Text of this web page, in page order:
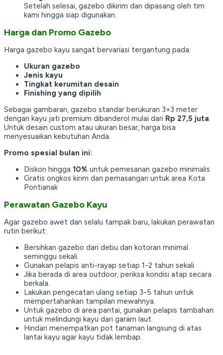
Setelah selesai, gazebo dikirim dan dipasang oleh tim
kami hingga siap digunakan.
Harga dan Promo Gazebo
Harga gazebo kayu sangat bervariasi tergantung pada:
Ukuran gazebo
Jenis kayu
Tingkat kerumitan desain
Finishing yang dipilih
Sebagai gambaran, gazebo standar berukuran 3×3 meter
dengan kayu jati premium dibanderol mulai dari Rp 27,5 juta.
Untuk desain custom atau ukuran besar, harga bisa
menyesuaikan kebutuhan Anda.
Promo spesial bulan ini:
Diskon hingga 10% untuk pemesanan gazebo minimalis
Gratis ongkos kirim dan pemasangan untuk area Kota
Pontianak
Perawatan Gazebo Kayu
Agar gazebo awet dan selalu tampak baru, lakukan perawatan
rutin berikut:
Bersihkan gazebo dari debu dan kotoran minimal
seminggu sekali.
Gunakan pelapis anti-rayap setiap 1-2 tahun sekali.
Jika berada di area outdoor, periksa kondisi atap secara
berkala.
Lakukan pengecatan ulang setiap 3-5 tahun untuk
mempertahankan tampilan mewahnya.
Untuk gazebo di area pantai, gunakan pelapis tambahan
untuk melindungi kayu dari garam laut.
Hindari menempatkan pot tanaman langsung di atas
lantai kayu agar kayu tidak lembap.